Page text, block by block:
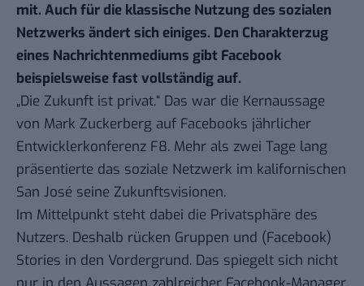
mit. Auch für die klassische Nutzung des sozialen
Netzwerks ändert sich einiges. Den Charakterzug
eines Nachrichtenmediums gibt Facebook
beispielsweise fast vollständig auf.
„Die Zukunft ist privat.“ Das war die Kernaussage
von Mark Zuckerberg auf Facebooks jährlicher
Entwicklerkonferenz F8. Mehr als zwei Tage lang
präsentierte das soziale Netzwerk im kalifornischen
San José seine Zukunftsvisionen.
Im Mittelpunkt steht dabei die Privatsphäre des
Nutzers. Deshalb rücken Gruppen und (Facebook)
Stories in den Vordergrund. Das spiegelt sich nicht